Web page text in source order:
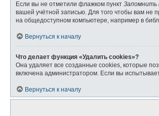
Если вы не отметили флажком пункт Запомнить
вашей учётной записью. Для того чтобы вам не
на общедоступном компьютере, например в
Вернуться к началу
Что делает функция «Удалить cookies»?
Она удаляет все созданные cookies, которые
включена администратором. Если вы
Вернуться к началу